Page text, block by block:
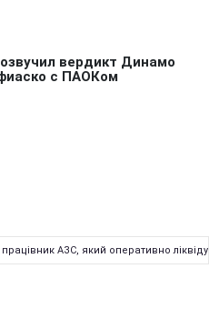
працівник АЗС, який оперативно